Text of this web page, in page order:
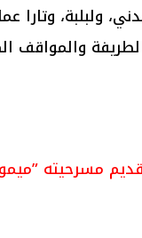
ولبلبة، وتارا
والمواقف
مسرحيته